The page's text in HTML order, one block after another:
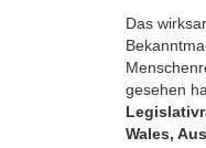
Das
gesehen
Wales,